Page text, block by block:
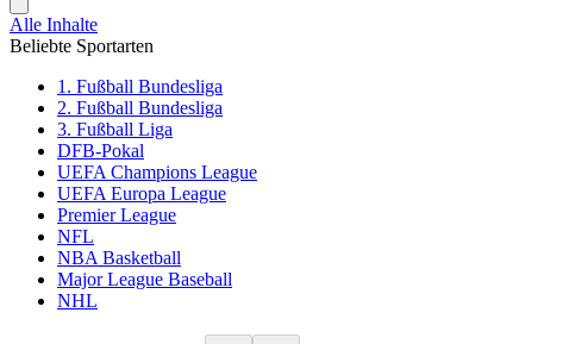
Alle Inhalte
Beliebte Sportarten
1. Fußball Bundesliga
2. Fußball Bundesliga
3. Fußball Liga
DFB-Pokal
UEFA Champions League
UEFA Europa League
Premier League
NFL
NBA Basketball
Major League Baseball
NHL